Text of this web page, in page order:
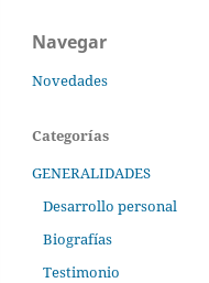
Navegar
Novedades
Categorías
GENERALIDADES
Desarrollo personal
Biografías
Testimonio